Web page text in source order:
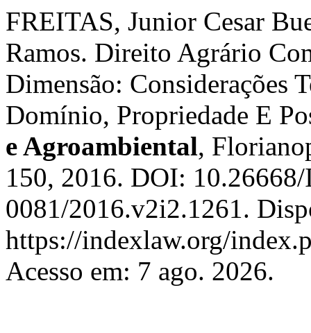
FREITAS, Junior Cesar
Ramos. Direito Agrário
Dimensão: Considerações
Domínio, Propriedade E
e Agroambiental,
150, 2016. DOI:
0081/2016.v2i2.1261.
https://indexlaw.org/
Acesso em: 7 ago. 2026.